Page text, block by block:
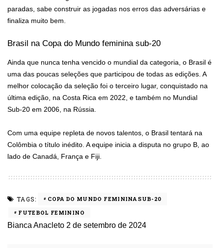
paradas, sabe construir as jogadas nos erros das adversárias e
finaliza muito bem.
Brasil na Copa do Mundo feminina sub-20
Ainda que nunca tenha vencido o mundial da categoria, o Brasil é
uma das poucas seleções que participou de todas as edições. A
melhor colocação da seleção foi o terceiro lugar, conquistado na
última edição, na Costa Rica em 2022, e também no Mundial
Sub-20 em 2006, na Rússia.
Com uma equipe repleta de novos talentos, o Brasil tentará na
Colômbia o título inédito. A equipe inicia a disputa no grupo B, ao
lado de Canadá, França e Fiji.
TAGS:
COPA DO MUNDO FEMININA SUB-20
FUTEBOL FEMININO
Bianca Anacleto 2 de setembro de 2024